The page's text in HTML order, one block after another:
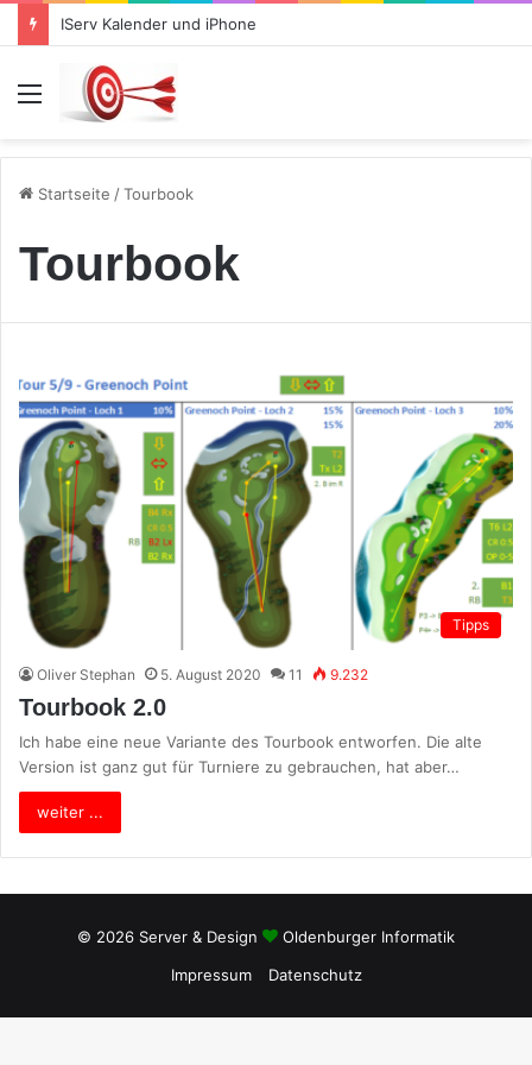
IServ Kalender und iPhone
Menü
Startseite /Tourbook
Tourbook
Tipps
Oliver Stephan 5. August 2020 11 9.232
Tourbook 2.0
Ich habe eine neue Variante des Tourbook entworfen. Die alte
Version ist ganz gut für Turniere zu gebrauchen, hat aber…
weiter ...
© 2026 Server & Design
Oldenburger Informatik
Impressum
Datenschutz